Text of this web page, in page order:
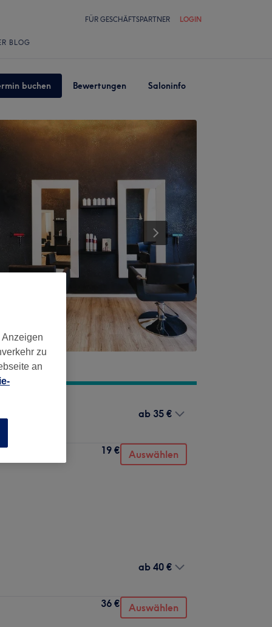
FÜR GESCHÄFTSPARTNER LOGIN
BLOG
buchen Bewertungen Saloninfo
ab 35 €
19 € Auswählen
ab 40 €
36 € Auswählen
zu
an